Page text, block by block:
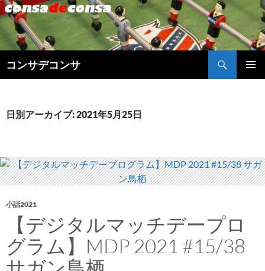
コンサデコンサ
索
ン
キ
ッ
プ
日別アーカイブ: 2021年5月25日
小話2021
【デジタルマッチデープロ
グラム】MDP 2021 #15/38